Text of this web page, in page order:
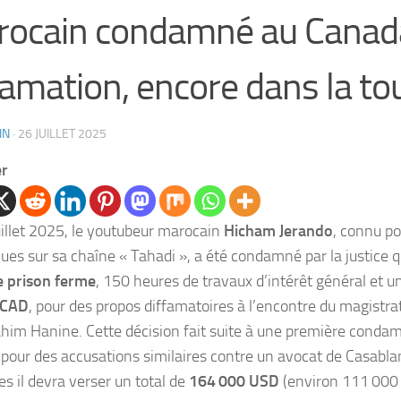
condamné au
encore dans la
· 26 JUILLET 2025
2025, le youtubeur marocain Hicham Jerando, connu
sur sa chaîne « Tahadi », a été condamné par la justice
prison ferme, 150 heures de travaux d’intérêt général et
, pour des propos diffamatoires à l’encontre du
Hanine. Cette décision fait suite à une première
des accusations similaires contre un avocat de
il devra verser un total de 164 000 USD (environ 111 000